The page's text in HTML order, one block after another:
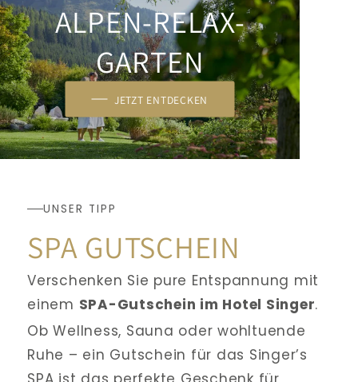
ALPEN-RELAX-
GARTEN
JETZT ENTDECKEN
UNSER TIPP
SPA GUTSCHEIN
Verschenken Sie pure Entspannung mit
einem SPA-Gutschein im Hotel Singer.
Ob Wellness, Sauna oder wohltuende
Ruhe – ein Gutschein für das Singer’s